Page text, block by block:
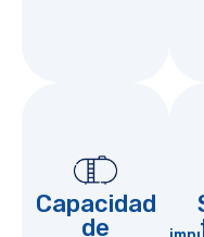
Capacidad
de